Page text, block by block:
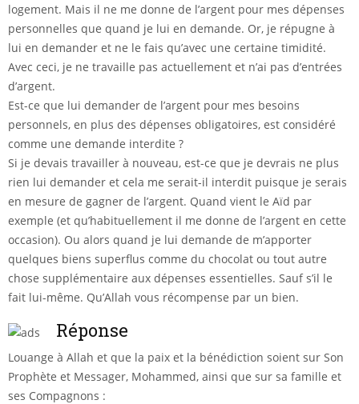
logement. Mais il ne me donne de l’argent pour mes dépenses
personnelles que quand je lui en demande. Or, je répugne à
lui en demander et ne le fais qu’avec une certaine timidité.
Avec ceci, je ne travaille pas actuellement et n’ai pas d’entrées
d’argent.
Est-ce que lui demander de l’argent pour mes besoins
personnels, en plus des dépenses obligatoires, est considéré
comme une demande interdite ?
Si je devais travailler à nouveau, est-ce que je devrais ne plus
rien lui demander et cela me serait-il interdit puisque je serais
en mesure de gagner de l’argent. Quand vient le Aïd par
exemple (et qu’habituellement il me donne de l’argent en cette
occasion). Ou alors quand je lui demande de m’apporter
quelques biens superflus comme du chocolat ou tout autre
chose supplémentaire aux dépenses essentielles. Sauf s’il le
fait lui-même. Qu’Allah vous récompense par un bien.
Réponse
Louange à Allah et que la paix et la bénédiction soient sur Son
Prophète et Messager, Mohammed, ainsi que sur sa famille et
ses Compagnons :